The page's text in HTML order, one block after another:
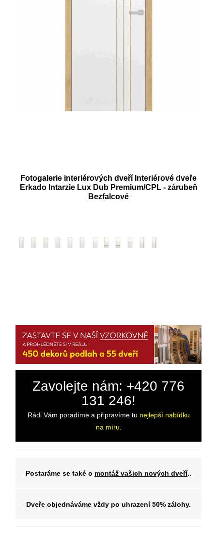
Fotogalerie interiérových dveří Interiérové dveře
Erkado Intarzie Lux Dub Premium/CPL - zárubeň
Bezfalcové
Zavolejte nám: +420 776
131 246!
Rádi Vám poradíme a připravíme tu nejlepší nabídku
na míru.
Postaráme se také o montáž vašich nových dveří..
Dveře objednáváme vždy po uhrazení 50% zálohy.